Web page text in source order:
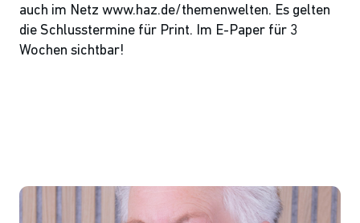
auch im Netz www.haz.de/themenwelten. Es gelten
die Schlusstermine für Print. Im E-Paper für 3
Wochen sichtbar!